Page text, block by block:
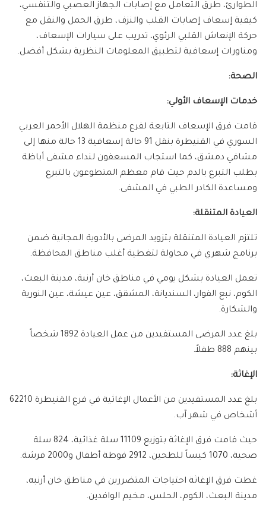
الطوارئ، طرق التعامل مع إصابات الجهاز العصبي والتنفسي،
كيفية إسعاف إصابات القلب والنزف، طرق الحمل والنقل مع
حركة الإنعاش القلبي الرئوي، تدريب على سيارات الإسعاف،
ومناورات إسعافية لتطبيق المعلومات النظرية بشكل أفضل.
الصحة:
خدمات الإسعاف الأولي:
قامت فرق الإسعاف التابعة لفرع منظمة الهلال الأحمر العربي
السوري في القنيطرة بنقل 91 حالة إسعافية 13 حالة منها إلى
مشافي دمشق، كما استجاب المسعفون لنداء مشفى أباظة
بطلب التبرع بالدم حيث قام معظم المتطوعون بالتبرع
ومساعدة الكادر الطبي في المشفى.
العيادة المتنقلة:
تلتزم العيادة المتنقلة بتزويد المرضى بالأدوية المجانية ضمن
برنامج شهري في محاولة لتغطية أغلب مناطق المحافظة.
تعمل العيادة بشكل يومي في مناطق خان أرنبة، مدينة البعث،
الكوم، نبع الفوار، السنديانة، المشقق، عين عيشة، عين النورية
والشكارة.
بلغ عدد المرضى المستفيدين من عمل العيادة 1892 شخصاً
بينهم 888 طفلاً.
الإغاثة:
بلغ عدد المستفيدين من الأعمال الإغاثية في فرع القنيطرة 62210
أشخاص في شهر آب.
حيث قامت فرق الإغاثة بتوزيع 11109 سلة غذائية، 824 سلة
صحية، 1070 كيساً للطحين، 2912 فوطة أطفال و2000 فرشة.
غطت فرق الإغاثة احتياجات المتضررين في مناطق خان أرنبه،
مدينة البعث، الكوم، الحلس، مخيم الوافدين.